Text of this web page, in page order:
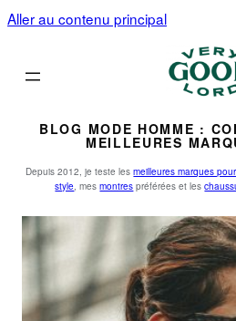
Aller au contenu principal
BLOG MODE HOMME :
MEILLEURES
Depuis 2012, je teste lesmeilleures marques
style, mesmontres préférées et les